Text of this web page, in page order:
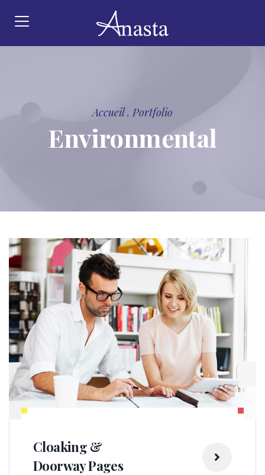
Accueil.Portfolio
Environmental
Cloaking &
Doorway Pages